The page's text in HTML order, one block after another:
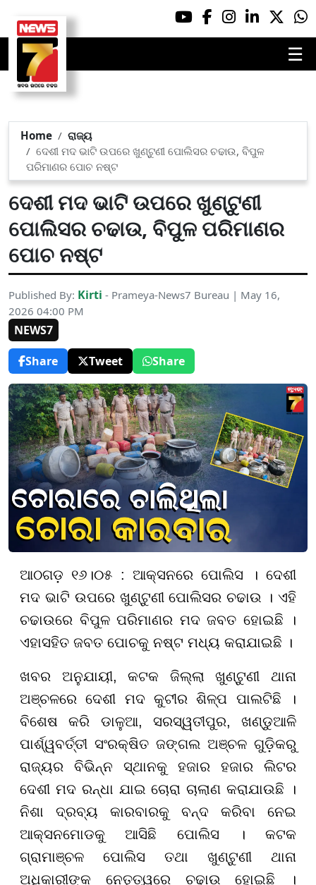
☰
Home
ରାଜ୍ୟ
ଦେଶୀ ମଦ ଭାଟି ଉପରେ ଖୁଣ୍ଟୁଣୀ ପୋଲିସର ଚଢାଉ, ବିପୁଳ
ପରିମାଣର ପୋଚ ନଷ୍ଟ
ଦେଶୀ ମଦ ଭାଟି ଉପରେ ଖୁଣ୍ଟୁଣୀ
ପୋଲିସର ଚଢାଉ, ବିପୁଳ ପରିମାଣର
ପୋଚ ନଷ୍ଟ
Published By: Kirti - Prameya-News7 Bureau | May 16,
2026 04:00 PM
NEWS7
Share
Tweet Share
ଆଠଗଡ଼ ୧୬।୦୫ : ଆକ୍ସନରେ ପୋଲିସ । ଦେଶୀ
ମଦ ଭାଟି ଉପରେ ଖୁଣ୍ଟୁଣୀ ପୋଲିସର ଚଢାଉ । ଏହି
ଚଢାଉରେ ବିପୁଳ ପରିମାଣର ମଦ ଜବତ ହୋଇଛି ।
ଏହାସହିତ ଜବତ ପୋଚକୁ ନଷ୍ଟ ମଧ୍ୟ କରାଯାଇଛି ।
ଖବର ଅନୁଯାୟୀ, କଟକ ଜିଲ୍ଲା ଖୁଣ୍ଟୁଣୀ ଥାନା
ଅଞ୍ଚଳରେ ଦେଶୀ ମଦ କୁଟୀର ଶିଳ୍ପ ପାଲଟିଛି ।
ବିଶେଷ କରି ଡାଳୁଆ, ସରସ୍ୱତୀପୁର, ଖଣ୍ଡୁଆଳି
ପାର୍ଶ୍ୱବର୍ତ୍ତୀ ସଂରକ୍ଷିତ ଜଙ୍ଗଲ ଅଞ୍ଚଳ ଗୁଡ଼ିକରୁ
ରାଜ୍ୟର ବିଭିନ୍ନ ସ୍ଥାନକୁ ହଜାର ହଜାର ଲିଟର
ଦେଶୀ ମଦ ରନ୍ଧା ଯାଇ ଚୋରା ଚାଲାଣ କରାଯାଉଛି ।
ନିଶା ଦ୍ରବ୍ୟ କାରବାରକୁ ବନ୍ଦ କରିବା ନେଇ
ଆକ୍ସନମୋଡକୁ ଆସିଛି ପୋଲିସ । କଟକ
ଗ୍ରାମାଞ୍ଚଳ ପୋଲିସ ତଥା ଖୁଣ୍ଟୁଣୀ ଥାନା
ଅଧିକାରୀଙ୍କ ନେତୃତ୍ୱରେ ଚଢାଉ ହୋଇଛି ।